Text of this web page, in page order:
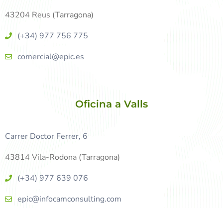
43204 Reus (Tarragona)
(+34) 977 756 775
comercial@epic.es
Oficina a Valls
Carrer Doctor Ferrer, 6
43814 Vila-Rodona (Tarragona)
(+34) 977 639 076
epic@infocamconsulting.com